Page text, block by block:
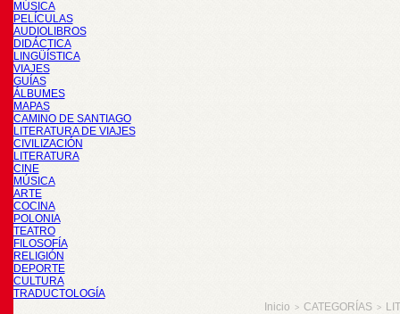
MÚSICA
PELÍCULAS
AUDIOLIBROS
DIDÁCTICA
LINGÜÍSTICA
VIAJES
GUÍAS
ÁLBUMES
MAPAS
CAMINO DE SANTIAGO
LITERATURA DE VIAJES
CIVILIZACIÓN
LITERATURA
CINE
MÚSICA
ARTE
COCINA
POLONIA
TEATRO
FILOSOFÍA
RELIGIÓN
DEPORTE
CULTURA
TRADUCTOLOGÍA
Inicio > CATEGORÍAS >